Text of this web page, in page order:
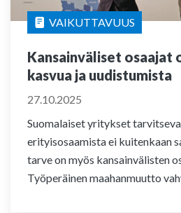
VAIKUTTAVUUS
Kansainväliset osaajat
kasvua ja uudistumista
27.10.2025
Suomalaiset yritykset
erityisosaamista ei kuitenkaan
tarve on myös kansainvälisten
Työperäinen maahanmuutto